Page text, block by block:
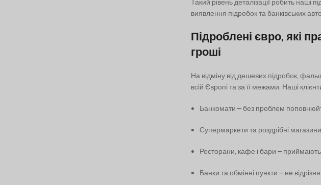
Такий рівень деталізації робить
виявлення підробок та банківських
Підроблені євро, які
гроші
На відміну від дешевих підробок,
всій Європі та за її межами. Наші
Банкомати – без проблем
Супермаркети та роздрібні
Ресторани, кафе і бари –
Банки та обмінні пункти – не